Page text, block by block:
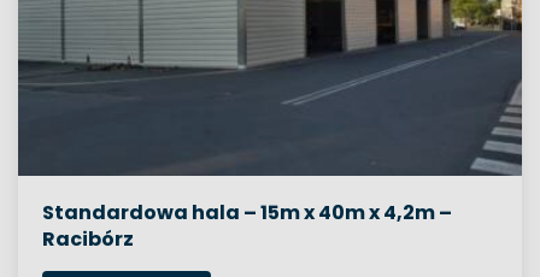
Standardowa hala – 15m x 40m x 4,2m –
Racibórz